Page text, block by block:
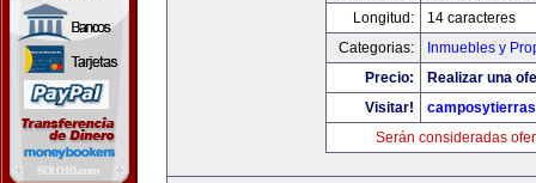
Longitud:
14 caracteres
Categorias:
Inmuebles y
Precio:
Realizar una
Visitar!
Serán consideradas